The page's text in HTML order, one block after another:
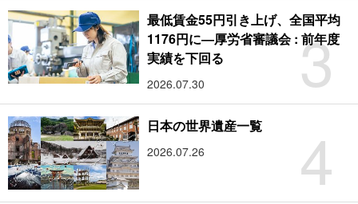
3
最低賃金55円引き上げ、全国平均
1176円に―厚労省審議会 : 前年度
実績を下回る
2026.07.30
4
日本の世界遺産一覧
2026.07.26